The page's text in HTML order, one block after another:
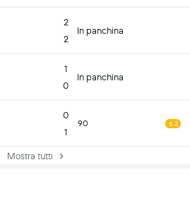
2
2
In panchina
1
0
In panchina
0
1
90 6.2
Mostra tutti